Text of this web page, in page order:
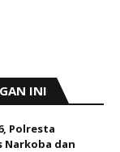
INI
Polresta
Narkoba dan